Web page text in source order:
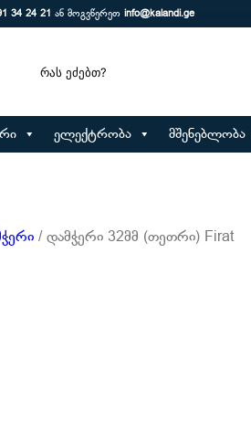
34 24 21 ან მოგვწერეთ info@kalandi.ge
Search
ელექტრობა მშენებლობა
/ დამჭერი 32მმ (თეთრი) Firat